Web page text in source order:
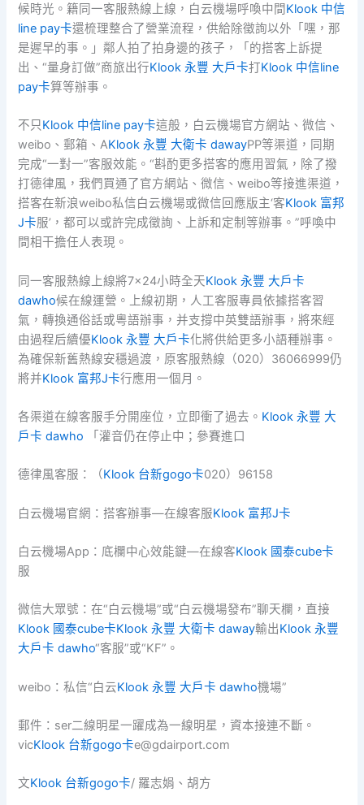
候時光。籍同一客服熱線上線，白云機場呼喚中間Klook 中信
line pay卡還梳理整合了營業流程，供給除徵詢以外「嘿，那
是遲早的事。」鄰人拍了拍身邊的孩子，「的搭客上訴提
出、“量身訂做”商旅出行Klook 永豐 大戶卡打Klook 中信line
pay卡算等辦事。
不只Klook 中信line pay卡這般，白云機場官方網站、微信、
weibo、郵箱、AKlook 永豐 大衛卡 dawayPP等渠道，同期
完成“一對一”客服效能。“斟酌更多搭客的應用習氣，除了撥
打德律風，我們買通了官方網站、微信、weibo等接進渠道，
搭客在新浪weibo私信白云機場或微信回應版主‘客Klook 富邦
J卡服’，都可以或許完成徵詢、上訴和定制等辦事。”呼喚中
間相干擔任人表現。
同一客服熱線上線將7×24小時全天Klook 永豐 大戶卡
dawho候在線運營。上線初期，人工客服專員依據搭客習
氣，轉換通俗話或粵語辦事，并支撐中英雙語辦事，將來經
由過程后續優Klook 永豐 大戶卡化將供給更多小語種辦事。
為確保新舊熱線安穩過渡，原客服熱線（020）36066999仍
將并Klook 富邦J卡行應用一個月。
各渠道在線客服手分開座位，立即衝了過去。 Klook 永豐 大
戶卡 dawho 「灌音仍在停止中；參賽進口
德律風客服：（Klook 台新gogo卡020）96158
白云機場官網：搭客辦事—在線客服Klook 富邦J卡
白云機場App：底欄中心效能鍵—在線客Klook 國泰cube卡
服
微信大眾號：在“白云機場”或“白云機場發布”聊天欄，直接
Klook 國泰cube卡Klook 永豐 大衛卡 daway輸出Klook 永豐
大戶卡 dawho“客服”或“KF”。
weibo：私信“白云Klook 永豐 大戶卡 dawho機場”
郵件：ser二線明星一躍成為一線明星，資本接連不斷。
vicKlook 台新gogo卡e@gdairport.com
文Klook 台新gogo卡/ 羅志娟、胡方